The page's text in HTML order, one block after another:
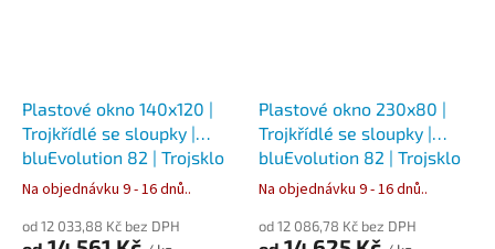
Plastové okno 140x120 |
Trojkřídlé se sloupky |
bluEvolution 82 | Trojsklo
Na objednávku 9 - 16 dnů..
od 12 033,88 Kč bez DPH
Plastové okno 230x80 |
Trojkřídlé se sloupky |
bluEvolution 82 | Trojsklo
Na objednávku 9 - 16 dnů..
od 12 086,78 Kč bez DPH